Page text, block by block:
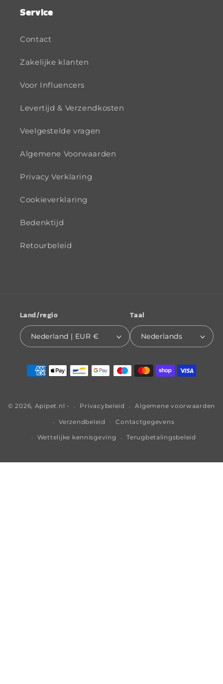
Service
Contact
Zakelijke klanten
Voor Influencers
Levertijd & Verzendkosten
Veelgestelde vragen
Algemene Voorwaarden
Privacy Verklaring
Cookieverklaring
Bedenktijd
Retourbeleid
Land/regio
Nederland | EUR €
Taal
Nederlands
© 2026, Apipet.nl - Privacybeleid Algemene voorwaarden
Verzendbeleid Contactgegevens
Wettelijke kennisgeving Terugbetalingsbeleid